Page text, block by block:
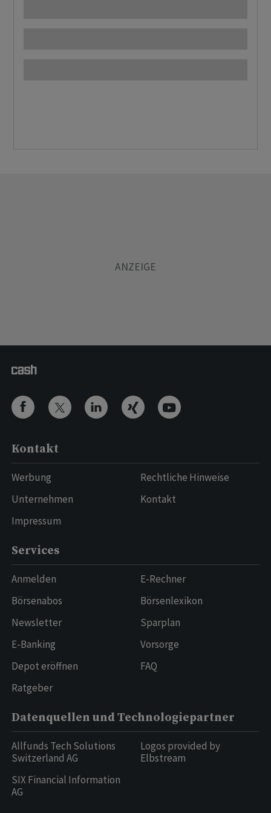
Kontakt
Werbung
Unternehmen
Impressum
Rechtliche Hinweise
Kontakt
Services
Anmelden
Börsenabos
Newsletter
E-Banking
Depot eröffnen
Ratgeber
E-Rechner
Börsenlexikon
Sparplan
Vorsorge
FAQ
Datenquellen und Technologiepartner
Allfunds Tech Solutions
Switzerland AG
SIX Financial Information
AG
Logos provided by
Elbstream